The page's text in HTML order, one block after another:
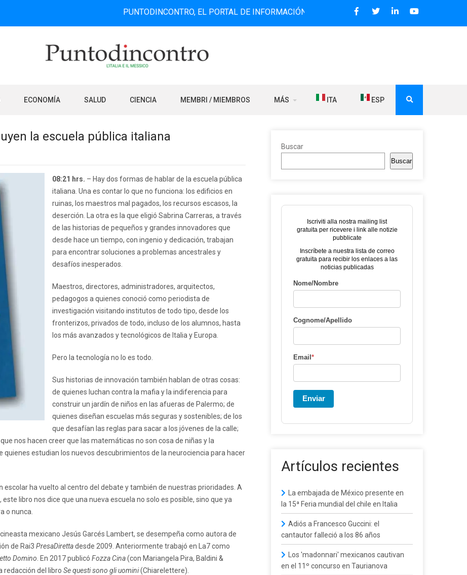
PUNTODINCONTRO, EL PORTAL DE INFORMACIÓN BILINGÜE QUE DESDE 2006 DIFUNDE NOTICIAS
ECONOMÍA SALUD CIENCIA MEMBRI / MIEMBROS MÁS ITA ESP
la escuela pública italiana
08:21 hrs. – Hay dos formas de hablar de la escuela pública
italiana. Una es contar lo que no funciona: los edificios en
ruinas, los maestros mal pagados, los recursos escasos, la
deserción. La otra es la que eligió Sabrina Carreras, a través
de las historias de pequeños y grandes innovadores que
desde hace un tiempo, con ingenio y dedicación, trabajan
para encontrar soluciones a problemas ancestrales y
desafíos inesperados.
Maestros, directores, administradores, arquitectos,
pedagogos a quienes conoció como periodista de
investigación visitando institutos de todo tipo, desde los
fronterizos, privados de todo, incluso de los alumnos, hasta
los más avanzados y tecnológicos de Italia y Europa.
Pero la tecnología no lo es todo.
Sus historias de innovación también hablan de otras cosas:
de quienes luchan contra la mafia y la indiferencia para
construir un jardín de niños en las afueras de Palermo; de
quienes diseñan escuelas más seguras y sostenibles; de los
que desafían las reglas para sacar a los jóvenes de la calle;
nos hacen creer que las matemáticas no son cosa de niñas y la
estudian los nuevos descubrimientos de la neurociencia para hacer
escolar ha vuelto al centro del debate y también de nuestras prioridades. A
libro nos dice que una nueva escuela no solo es posible, sino que ya
o nunca.
mexicano Jesús Garcés Lambert, se desempeña como autora de
de Rai3 PresaDirettadesde 2009. Anteriormente trabajó en La7 como
Domino . En 2017 publicó Fozza Cina(con Mariangela Pira, Baldini &
redacción del libro Se questi sono gli uomini(Chiarelettere).
Buscar
Buscar
Iscriviti alla nostra mailing list
gratuita per ricevere i link alle notizie
pubblicate
Inscríbete a nuestra lista de correo
gratuita para recibir los enlaces a las
noticias publicadas
Nome/Nombre
Cognome/Apellido
Email *
Enviar
Artículos recientes
La embajada de México presente en
la 15ª Feria mundial del chile en Italia
Adiós a Francesco Guccini: el
cantautor falleció a los 86 años
Los 'madonnari' mexicanos cautivan
en el 11º concurso en Taurianova